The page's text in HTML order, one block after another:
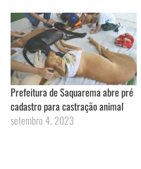
Prefeitura de Saquarema abre pré
cadastro para castração animal
setembro 4, 2023